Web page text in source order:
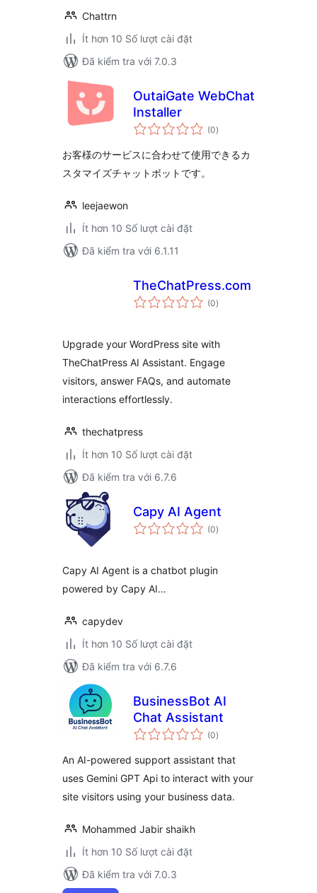
Chattrn
Ít hơn 10 Số lượt cài đặt
Đã kiểm tra với 7.0.3
OutaiGate WebChat
Installer
(0tổng
đánh
)
お客様のサービスに合わせて使用できるカ
スタマイズチャットボットです。
leejaewon
Ít hơn 10 Số lượt cài đặt
Đã kiểm tra với 6.1.11
TheChatPress.com
(0tổng
đánh
)
Upgrade your WordPress site with
TheChatPress AI Assistant. Engage
visitors, answer FAQs, and automate
interactions effortlessly.
thechatpress
Ít hơn 10 Số lượt cài đặt
Đã kiểm tra với 6.7.6
Capy AI Agent
(0tổng
đánh
)
Capy AI Agent is a chatbot plugin
powered by Capy AI…
capydev
Ít hơn 10 Số lượt cài đặt
Đã kiểm tra với 6.7.6
BusinessBot AI
Chat Assistant
(0tổng
đánh
)
An AI-powered support assistant that
uses Gemini GPT Api to interact with your
site visitors using your business data.
Mohammed Jabir shaikh
Ít hơn 10 Số lượt cài đặt
Đã kiểm tra với 7.0.3